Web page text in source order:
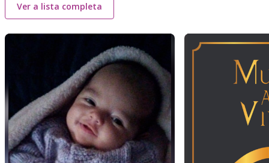
Ver a lista completa